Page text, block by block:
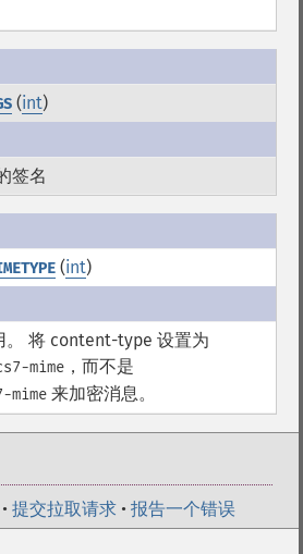
(int)
签名
(int)
。 将 content-type 设置为
mime，而不是
来加密消息。
• 提交拉取请求 • 报告一个错误